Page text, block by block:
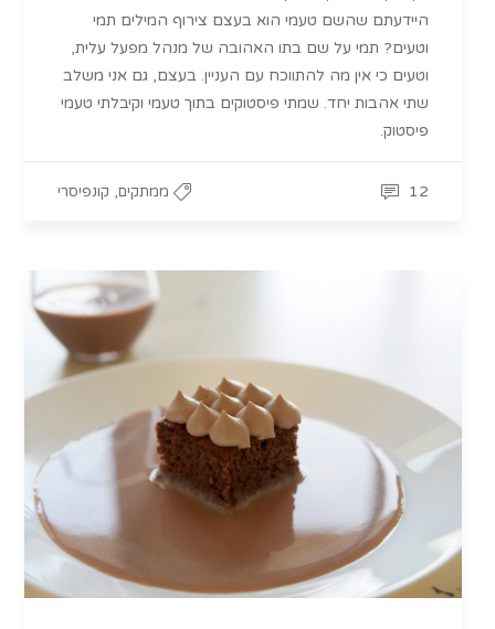
היידעתם שהשם טעמי הוא בעצם צירוף המילים תמי
וטעים? תמי על שם בתו האהובה של מנהל מפעל עלית,
וטעים כי אין מה להתווכח עם העניין. בעצם, גם אני משלב
שתי אהבות יחד. שמתי פיסטוקים בתוך טעמי וקיבלתי טעמי
פיסטוק.
ממתקים, קונפיסרי 12